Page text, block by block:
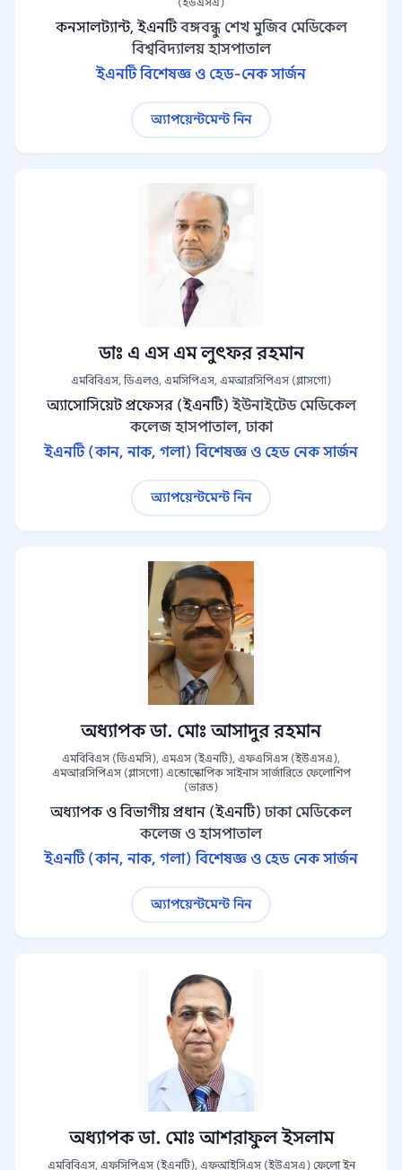
কনসালট্যান্ট, ইএনটি বঙ্গবন্ধু শেখ মুজিব মেডিকেল
বিশ্ববিদ্যালয় হাসপাতাল
ইএনটি বিশেষজ্ঞ ও হেড-নেক সার্জন
অ্যাপয়েন্টমেন্ট নিন
ডাঃ এ এস এম লুৎফর রহমান
এমবিবিএস, ডিএলও, এমসিপিএস, এমআরসিপিএস (গ্লাসগো)
অ্যাসোসিয়েট প্রফেসর (ইএনটি) ইউনাইটেড মেডিকেল
কলেজ হাসপাতাল, ঢাকা
ইএনটি (কান, নাক, গলা) বিশেষজ্ঞ ও হেড নেক সার্জন
অ্যাপয়েন্টমেন্ট নিন
অধ্যাপক ডা. মোঃ আসাদুর রহমান
এমবিবিএস (ডিএমসি), এমএস (ইএনটি), এফএসিএস (ইউএসএ),
এমআরসিপিএস (গ্লাসগো) এন্ডোস্কোপিক সাইনাস সার্জারিতে ফেলোশিপ
(ভারত)
অধ্যাপক ও বিভাগীয় প্রধান (ইএনটি) ঢাকা মেডিকেল
কলেজ ও হাসপাতাল
ইএনটি (কান, নাক, গলা) বিশেষজ্ঞ ও হেড নেক সার্জন
অ্যাপয়েন্টমেন্ট নিন
অধ্যাপক ডা. মোঃ আশরাফুল ইসলাম
এমবিবিএস, এফসিপিএস (ইএনটি), এফআইসিএস (ইউএসএ) ফেলো ইন